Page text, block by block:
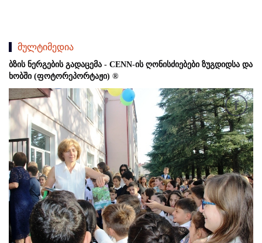
მულტიმედია
ბზის ნერგების გადაცემა - CENN-ის ღონისძიებები ზუგდიდსა და
ხობში (ფოტორეპორტაჟი) ®